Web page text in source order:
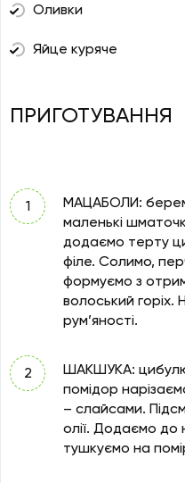
Оливки
Яйце куряче
ПРИГОТУВАННЯ
МАЦАБОЛИ:
маленькі
додаємо терту
філе. Солимо,
формуємо з
волоський горіх.
рум’яності.
ШАКШУКА:
помідор
– слайсами.
олії. Додаємо до
тушкуємо на